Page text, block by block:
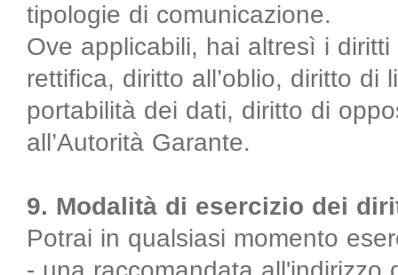
tipologie di comunicazione.
Ove applicabili, hai altresì i
rettifica, diritto all’oblio, diritto
portabilità dei dati, diritto di
all’Autorità Garante.
9. Modalità di esercizio dei
Potrai in qualsiasi momento